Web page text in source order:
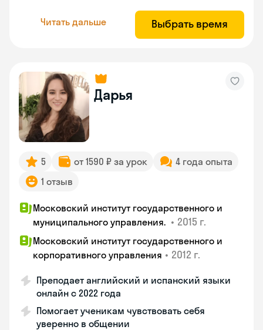
Читать дальше Выбрать время
Дарья
5 от 1590 ₽ за урок
4 года опыта
1 отзыв
Московский институт государственного и
муниципального управления. • 2015 г.
Московский институт государственного и
корпоративного управления • 2012 г.
Преподает английский и испанский языки
онлайн с 2022 года
Помогает ученикам чувствовать себя
уверенно в общении